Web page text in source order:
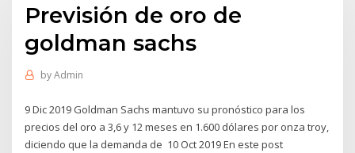
Previsión de oro de
goldman sachs
byAdmin
9 Dic 2019 Goldman Sachs mantuvo su pronóstico para los
precios del oro a 3,6 y 12 meses en 1.600 dólares por onza troy,
diciendo que la demanda de 10 Oct 2019 En este post